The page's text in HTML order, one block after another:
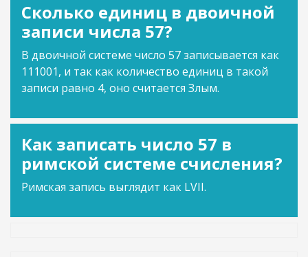
Сколько единиц в двоичной
записи числа 57?
В двоичной системе число 57 записывается как
111001, и так как количество единиц в такой
записи равно 4, оно считается Злым.
Как записать число 57 в
римской системе счисления?
Римская запись выглядит как LVII.